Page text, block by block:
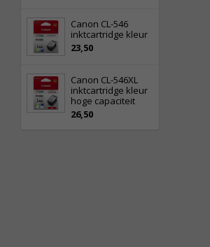
Canon CL-546
inktcartridge kleur
23,50
Canon CL-546XL
inktcartridge kleur
hoge capaciteit
26,50